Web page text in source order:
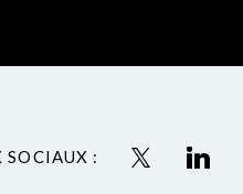
SOCIAUX :